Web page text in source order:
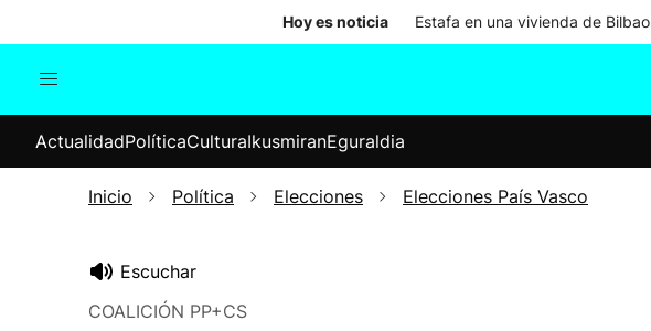
Hoy es noticia Estafa en una vivienda de Bilbao
Internacional
Elecciones
ActualidadPolíticaCulturaIkusmiranEguraldia
Inicio Política Elecciones Elecciones País Vasco
Escuchar
COALICIÓN PP+CS